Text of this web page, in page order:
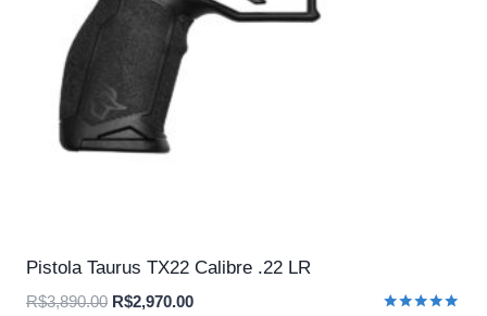
Pistola Taurus TX22 Calibre .22 LR
R$3,890.00 O
R$2,970.00O